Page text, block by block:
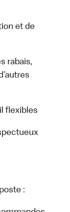
et de
rabais,
flexibles
: